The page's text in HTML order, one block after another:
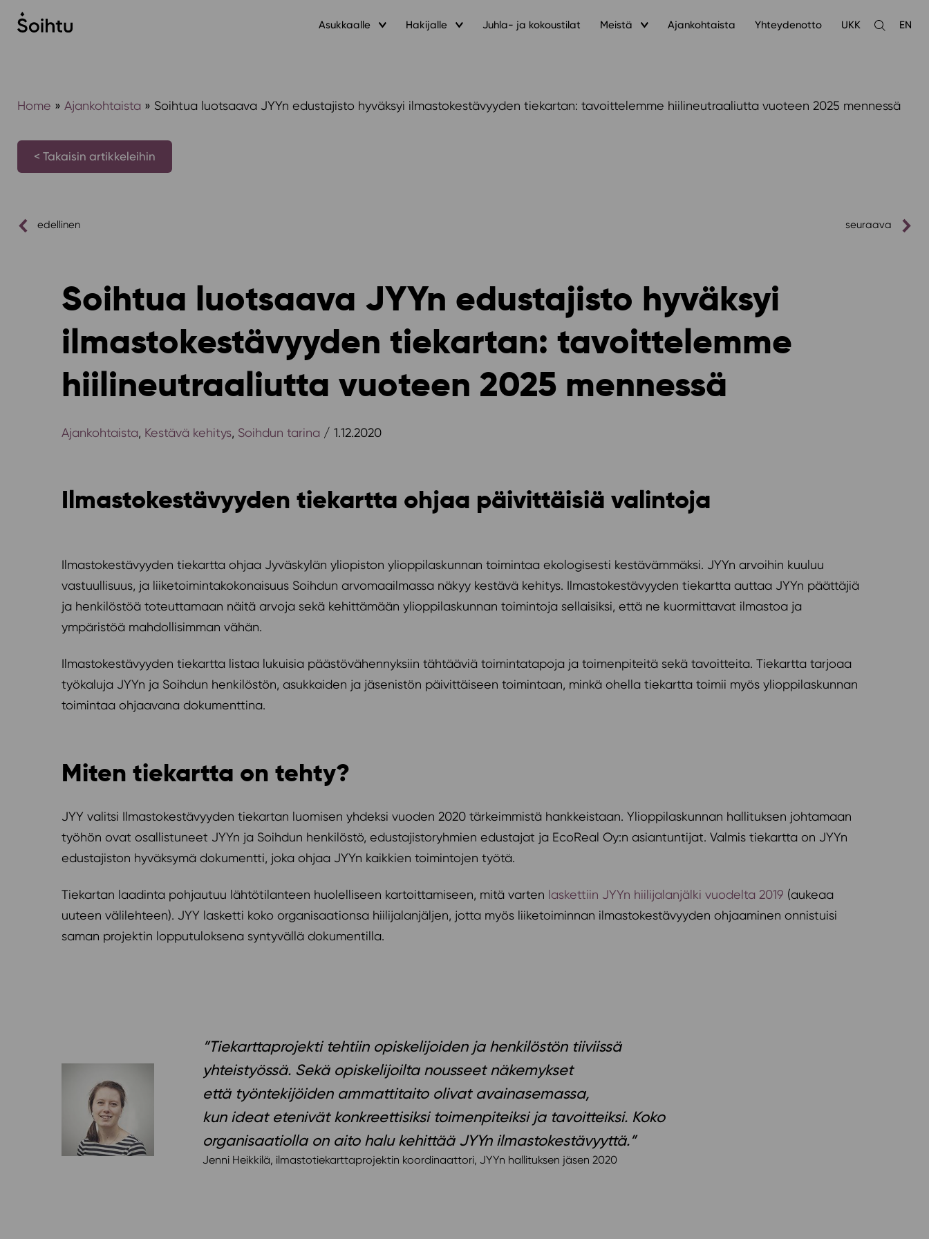
Siirry
sisältöön
Asukkaalle Hakijalle Juhla- ja kokoustilat Meistä Ajankohtaista Yhteydenotto UKK
Avaa
EN
Home » Ajankohtaista » Soihtua luotsaava JYYn edustajisto hyväksyi ilmastokestävyyden tiekartan: tavoittelemme hiilineutraaliutta vuoteen 2025 mennessä
< Takaisin artikkeleihin
edellinen seuraava
Soihtua luotsaava JYYn edustajisto hyväksyi
ilmastokestävyyden tiekartan: tavoittelemme
hiilineutraaliutta vuoteen 2025 mennessä
Ajankohtaista, Kestävä kehitys, Soihdun tarina / 1.12.2020
Ilmastokestävyyden tiekartta ohjaa päivittäisiä valintoja
Ilmastokestävyyden tiekartta ohjaa Jyväskylän yliopiston ylioppilaskunnan toimintaa ekologisesti kestävämmäksi. JYYn arvoihin kuuluu
vastuullisuus, ja liiketoimintakokonaisuus Soihdun arvomaailmassa näkyy kestävä kehitys. Ilmastokestävyyden tiekartta auttaa JYYn päättäjiä
ja henkilöstöä toteuttamaan näitä arvoja sekä kehittämään ylioppilaskunnan toimintoja sellaisiksi, että ne kuormittavat ilmastoa ja
ympäristöä mahdollisimman vähän.
Ilmastokestävyyden tiekartta listaa lukuisia päästövähennyksiin tähtääviä toimintatapoja ja toimenpiteitä sekä tavoitteita. Tiekartta tarjoaa
työkaluja JYYn ja Soihdun henkilöstön, asukkaiden ja jäsenistön päivittäiseen toimintaan, minkä ohella tiekartta toimii myös ylioppilaskunnan
toimintaa ohjaavana dokumenttina.
Miten tiekartta on tehty?
JYY valitsi Ilmastokestävyyden tiekartan luomisen yhdeksi vuoden 2020 tärkeimmistä hankkeistaan. Ylioppilaskunnan hallituksen johtamaan
työhön ovat osallistuneet JYYn ja Soihdun henkilöstö, edustajistoryhmien edustajat ja EcoReal Oy:n asiantuntijat. Valmis tiekartta on JYYn
edustajiston hyväksymä dokumentti, joka ohjaa JYYn kaikkien toimintojen työtä.
Tiekartan laadinta pohjautuu lähtötilanteen huolelliseen kartoittamiseen, mitä varten laskettiin JYYn hiilijalanjälki vuodelta 2019 (aukeaa
uuteen välilehteen). JYY lasketti koko organisaationsa hiilijalanjäljen, jotta myös liiketoiminnan ilmastokestävyyden ohjaaminen onnistuisi
saman projektin lopputuloksena syntyvällä dokumentilla.
”Tiekarttaprojekti tehtiin opiskelijoiden ja henkilöstön tiiviissä
yhteistyössä. Sekä opiskelijoilta nousseet näkemykset
että työntekijöiden ammattitaito olivat avainasemassa,
kun ideat etenivät konkreettisiksi toimenpiteiksi ja tavoitteiksi. Koko
organisaatiolla on aito halu kehittää JYYn ilmastokestävyyttä.”
Jenni Heikkilä, ilmastotiekarttaprojektin koordinaattori, JYYn hallituksen jäsen 2020